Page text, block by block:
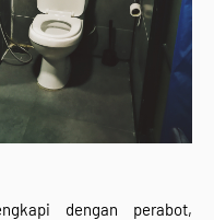
dengan perabot,